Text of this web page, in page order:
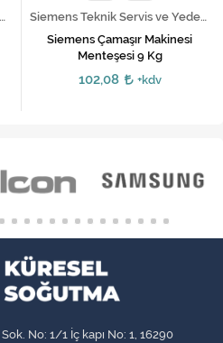
Samsung Teknik Servis ve Yedek Parça Hizmetleri
Siemens Teknik Servis ve Yedek Parça Hizmetleri
Siemens Çamaşır Makinesi
Menteşesi 9 Kg
102,08 +kdv
No: 1/1 İç kapı No: 1, 16290